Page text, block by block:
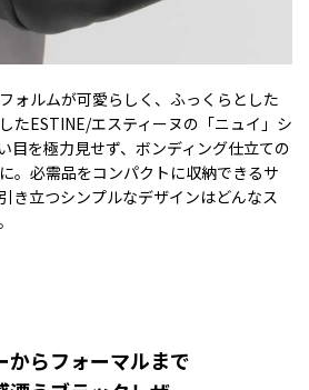
ォルムが可愛らしく、ふっくらとした
たESTINE/エスティーヌの「ニュイ」シ
目を極力見せず、ボンディング仕立ての
。必需品をコンパクトに収納できるサ
き立つシンプルなデザインはどんなス
からフォーマルまで